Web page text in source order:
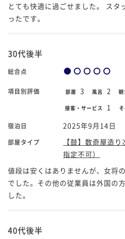
とても快適に過ごせました。 スタ
ったです。
30代後半
総合点
項目別評価 部屋 3 風呂 2 朝
接客・サービス 1
宿泊日 2025年9月14日
部屋タイプ
【鼓】数奇屋造
指定不可）
値段は安くはありませんが、女将
でした。その他の従業員は外国の
した。
40代後半